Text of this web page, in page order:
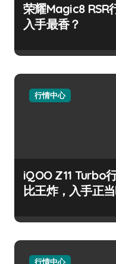
荣耀Magic8 RSR
入手最香？
行情中心
iQOO Z11 Turbo
比王炸，入手正当
行情中心